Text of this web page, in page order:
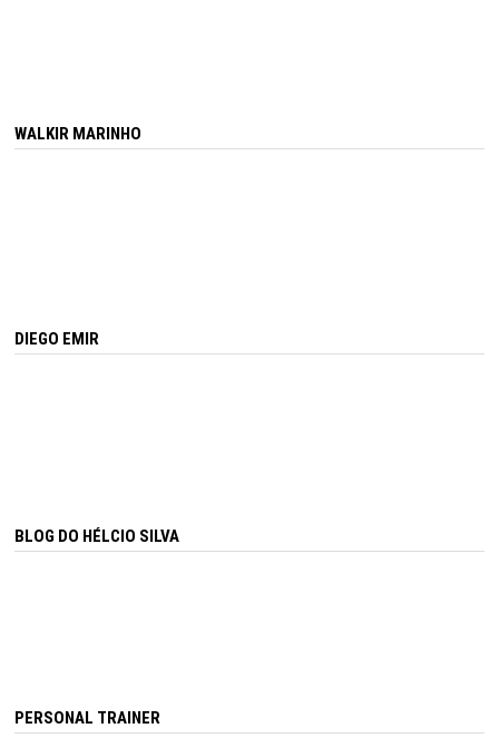
WALKIR MARINHO
DIEGO EMIR
BLOG DO HÉLCIO SILVA
PERSONAL TRAINER